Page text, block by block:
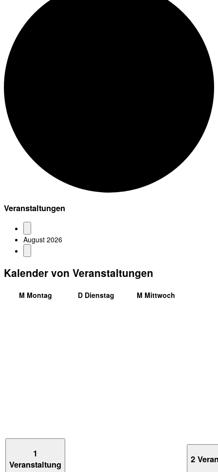
Veranstaltungen
August 2026
Kalender von Veranstaltungen
M Montag D Dienstag M Mittwoch
1
Veranstaltung
2